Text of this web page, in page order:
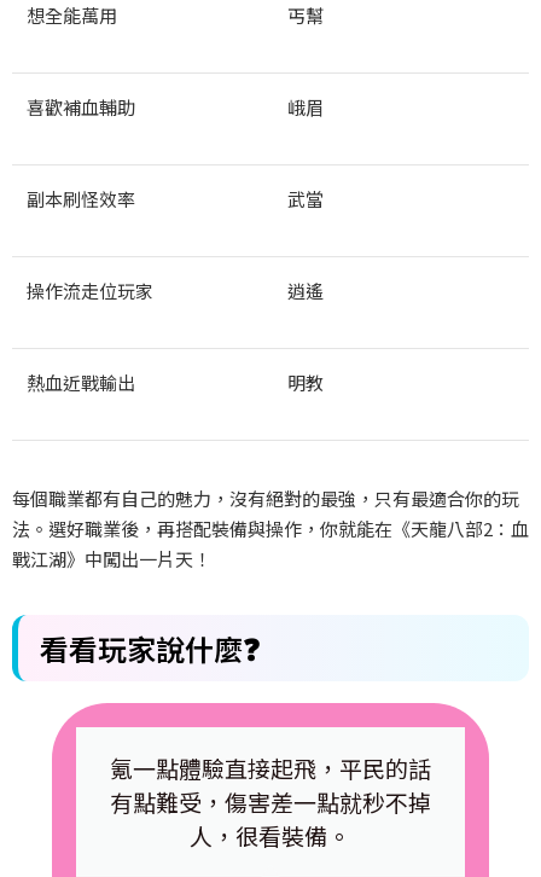
想全能萬用 丐幫
喜歡補血輔助 峨眉
副本刷怪效率 武當
操作流走位玩家 逍遙
熱血近戰輸出 明教
每個職業都有自己的魅力，沒有絕對的最強，只有最適合你的玩
法。選好職業後，再搭配裝備與操作，你就能在《天龍八部2：血
戰江湖》中闖出一片天！
看看玩家說什麼❓
氪一點體驗直接起飛，平民的話
有點難受，傷害差一點就秒不掉
人，很看裝備。